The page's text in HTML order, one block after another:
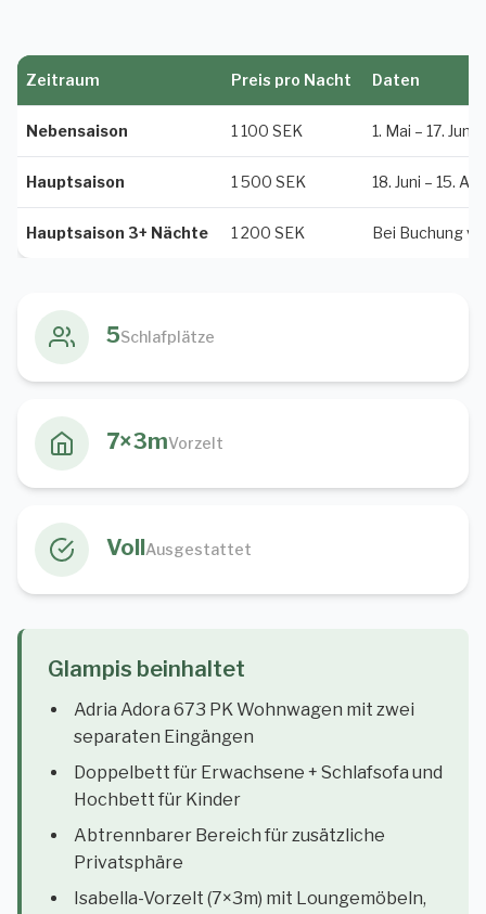
Zeitraum Preis pro Nacht Daten
Nebensaison 1 100 SEK 1. Mai – 17. Juni
Hauptsaison 1 500 SEK 18. Juni – 15.
Hauptsaison 3+ Nächte 1 200 SEK Bei Buchung
5Schlafplätze
7×3mVorzelt
VollAusgestattet
Glampis beinhaltet
Adria Adora 673 PK Wohnwagen mit zwei
separaten Eingängen
Doppelbett für Erwachsene + Schlafsofa und
Hochbett für Kinder
Abtrennbarer Bereich für zusätzliche
Privatsphäre
Isabella-Vorzelt (7×3m) mit Loungemöbeln,